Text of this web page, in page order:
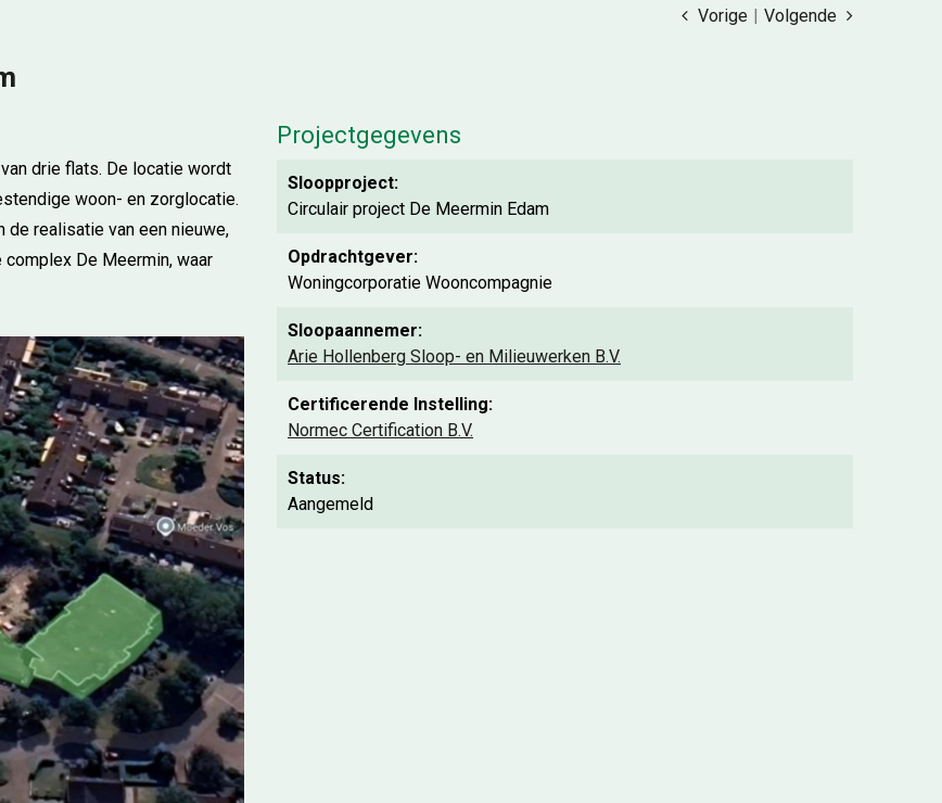
Volgende
|
Vorige
Projectgegevens
Sloopproject:
Circulair project De Meermin Edam
Opdrachtgever:
Woningcorporatie Wooncompagnie
Sloopaannemer:
Arie Hollenberg Sloop- en Milieuwerken B.V.
Certificerende Instelling:
Normec Certification B.V.
Status:
Aangemeld
drie flats. De locatie wordt
woon- en zorglocatie.
realisatie van een nieuwe,
De Meermin, waar